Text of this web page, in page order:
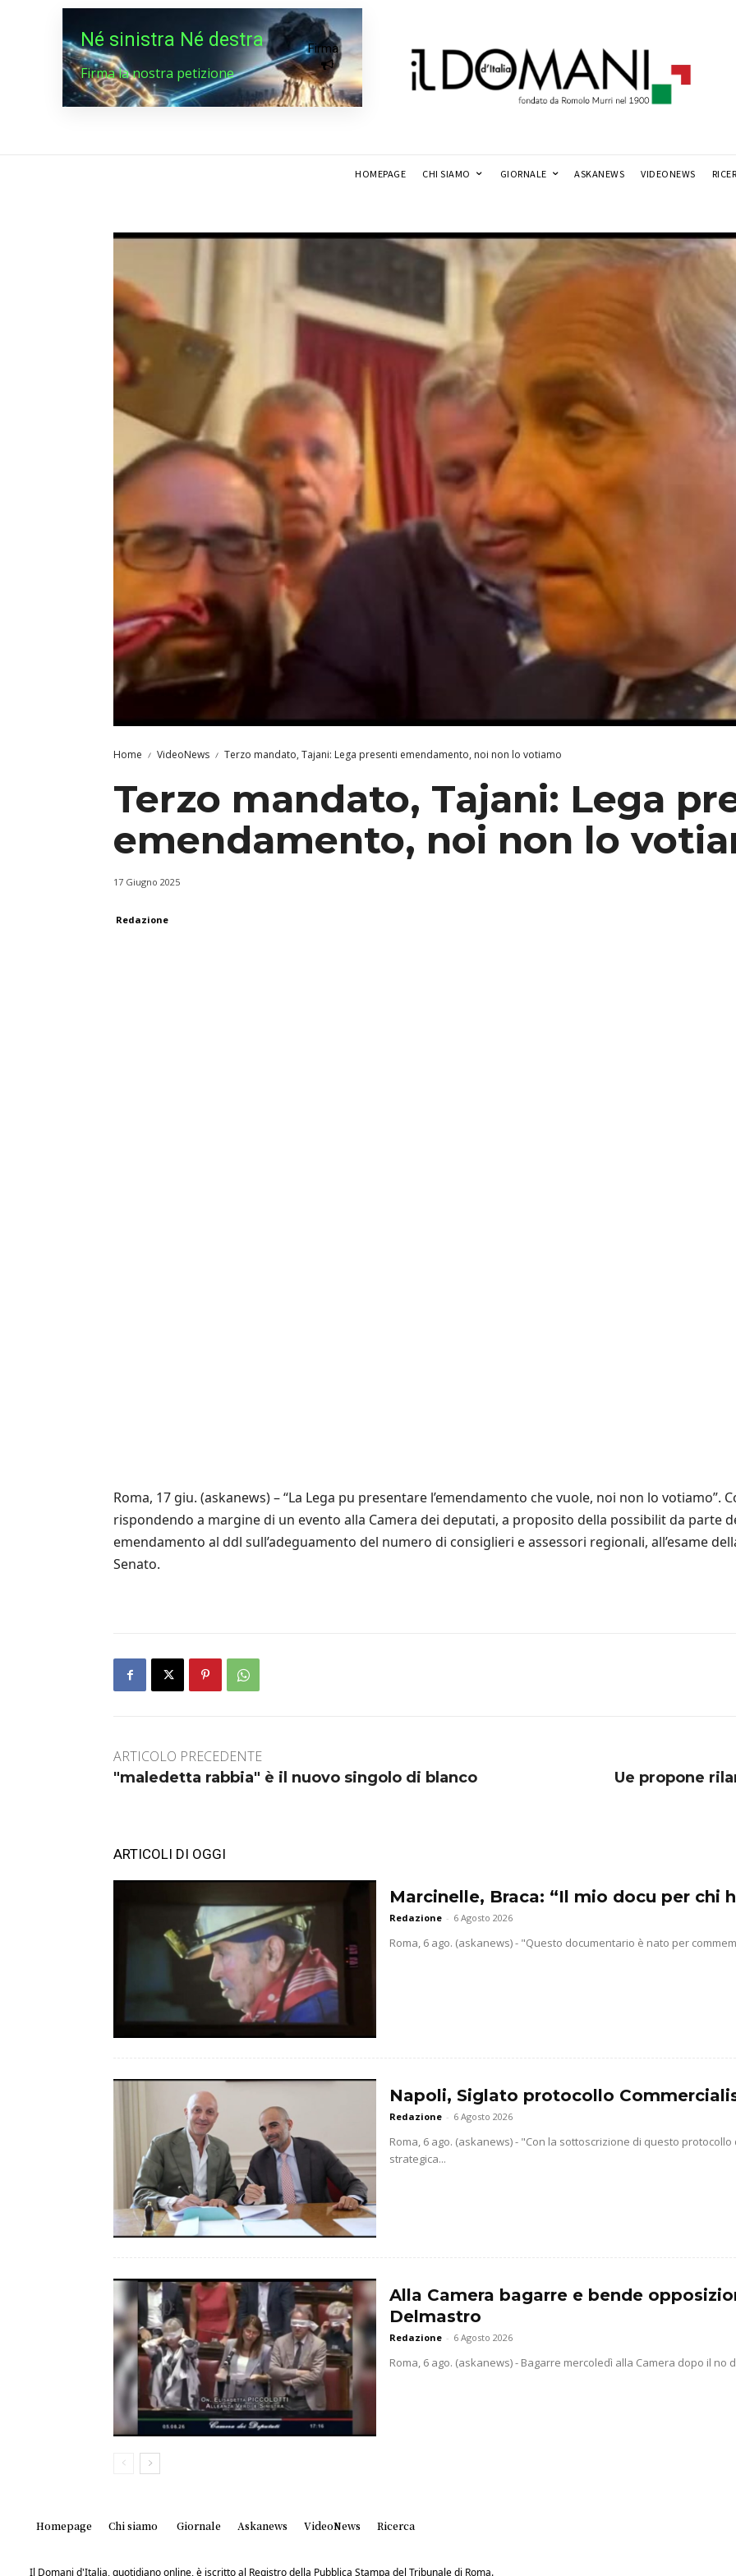
Né sinistra Né destra
Firma la nostra petizione
Firma
HOMEPAGE CHI SIAMO GIORNALE ASKANEWS VIDEONEWS
Home VideoNews Terzo mandato, Tajani: Lega presenti emendamento, noi non lo votiamo
Terzo mandato, Tajani: Lega
emendamento, noi non lo
17 Giugno 2025
Redazione
Roma, 17 giu. (askanews) – “La Lega pu presentare l’emendamento che vuole, noi non lo votiamo”.
rispondendo a margine di un evento alla Camera dei deputati, a proposito della possibilit da parte
emendamento al ddl sull’adeguamento del numero di consiglieri e assessori regionali, all’esame
Senato.
ARTICOLO PRECEDENTE
"maledetta rabbia" è il nuovo singolo di blanco
Ue propone
ARTICOLI DI OGGI
Marcinelle, Braca: “Il mio docu per chi
Redazione - 6 Agosto 2026
Roma, 6 ago. (askanews) - "Questo documentario è nato per
Napoli, Siglato protocollo
Redazione - 6 Agosto 2026
Roma, 6 ago. (askanews) - "Con la sottoscrizione di questo
strategica...
Alla Camera bagarre e bende
Delmastro
Redazione - 6 Agosto 2026
Roma, 6 ago. (askanews) - Bagarre mercoledì alla Camera dopo il no
Homepage Chi siamo Giornale Askanews VideoNews Ricerca
Il Domani d'Italia, quotidiano online, è iscritto al Registro della Pubblica Stampa del Tribunale di Roma.